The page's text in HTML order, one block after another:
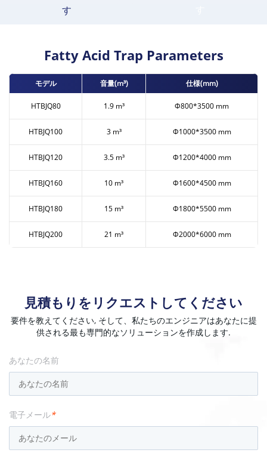
す
Fatty Acid Trap Parameters
モデル 音量(m³) 仕様(mm)
HTBJQ80 1.9 m³ Ф800*3500 mm
HTBJQ100 3 m³ Ф1000*3500 mm
HTBJQ120 3.5 m³ Ф1200*4000 mm
HTBJQ160 10 m³ Ф1600*4500 mm
HTBJQ180 15 m³ Ф1800*5500 mm
HTBJQ200 21 m³ Ф2000*6000 mm
見積もりをリクエストしてください
要件を教えてください, そして、私たちのエンジニアはあなたに提
供される最も専門的なソリューションを作成します.
あなたの名前
電子メール*